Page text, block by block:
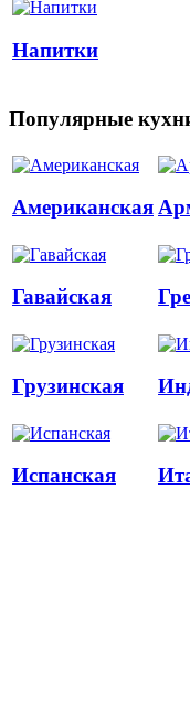
Напитки
Популярные
Американская
Гавайская
Грузинская
Испанская